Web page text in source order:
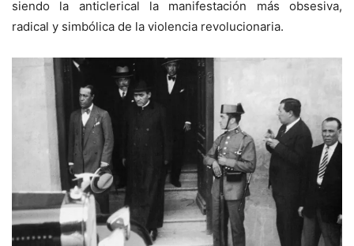
siendo la anticlerical la manifestación más obsesiva,
radical y simbólica de la violencia revolucionaria.